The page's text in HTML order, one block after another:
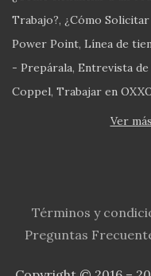
Trabajo? ¿Cómo Solicitar
Power Point Línea de
- Prepárala Entrevista
Coppel Trabajar en
Ver
Términos y
Preguntas